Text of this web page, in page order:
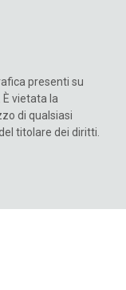
presenti su
vietata la
di qualsiasi
titolare dei diritti.